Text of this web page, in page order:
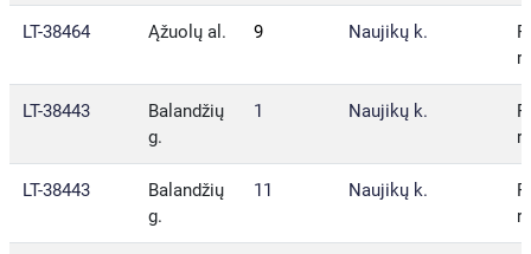
LT-38464 Ąžuolų al. 9 Naujikų k.
LT-38443
Balandžių
g.
1 Naujikų k.
LT-38443
Balandžių
g.
11 Naujikų k.